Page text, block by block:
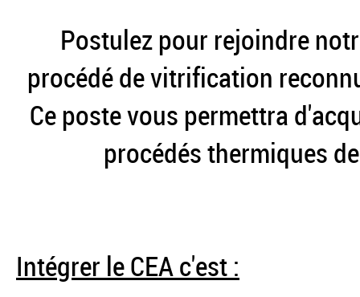
Postulez pour rejoindre
procédé de vitrification
Ce poste vous permettra
procédés thermiques
Intégrer le CEA c'est :